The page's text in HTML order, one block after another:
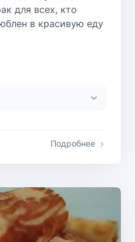
для всех, кто
в красивую еду
Подробнее